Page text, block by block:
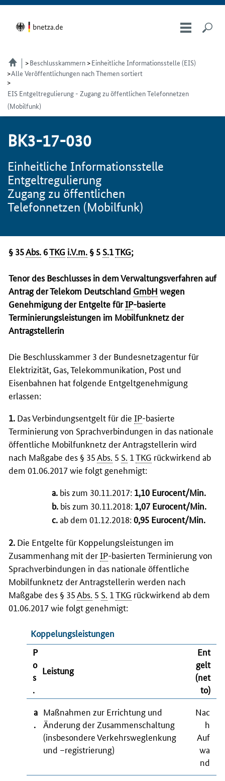
Beschlusskammern
Einheitliche Informationsstelle (EIS)
Alle Veröffentlichungen nach Themen sortiert
EIS Entgeltregulierung - Zugang zu öffentlichen Telefonnetzen
(Mobilfunk)
BK3-17-030
Einheitliche Informationsstelle
Entgeltregulierung
Zugang zu öffentlichen
Telefonnetzen (Mobilfunk)
§ 35Abs.6TKG i.V.m.§ 5 S.1 TKG;
Tenor des Beschlusses in dem Verwaltungsverfahren auf
Antrag der Telekom Deutschland GmbH wegen
Genehmigung der Entgelte fürIP-basierte
Terminierungsleistungen im Mobilfunknetz der
Antragstellerin
Die Beschlusskammer 3 der Bundesnetzagentur für
Elektrizität, Gas, Telekommunikation, Post und
Eisenbahnen hat folgende Entgeltgenehmigung
erlassen:
1. Das Verbindungsentgelt für die IP-basierte
Terminierung von Sprachverbindungen in das nationale
öffentliche Mobilfunknetz der Antragstellerin wird
nach Maßgabe des § 35 Abs. 5 S. 1 TKG rückwirkend ab
dem 01.06.2017 wie folgt genehmigt:
a. bis zum 30.11.2017: 1,10 Eurocent/Min.
b. bis zum 30.11.2018: 1,07 Eurocent/Min.
c.ab dem 01.12.2018:0,95 Eurocent/Min.
2. Die Entgelte für Koppelungsleistungen im
Zusammenhang mit derIP-basierten Terminierung von
Sprachverbindungen in das nationale öffentliche
Mobilfunknetz der Antragstellerin werden nach
Maßgabe des § 35 Abs. 5 S. 1 TKG rückwirkend ab dem
01.06.2017 wie folgt genehmigt:
Koppelungsleistungen
P
o
s
.
Leistung
Ent
gelt
(net
to)
a
.
Maßnahmen zur Errichtung und
Änderung der Zusammenschaltung
(insbesondere Verkehrsweglenkung
und –registrierung)
Nac
h
Auf
wa
nd